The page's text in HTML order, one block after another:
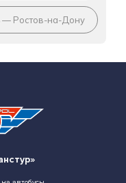
— Ростов-на-Дону